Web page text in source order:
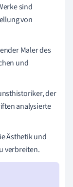
sind
von
Maler des
und
der
analysierte
Ästhetik und
verbreiten.